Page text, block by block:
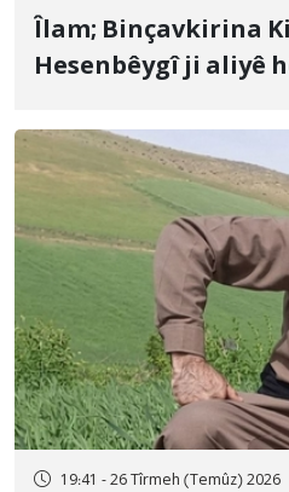
Îlam; Binçavkirina
Hesenbêygî ji aliyê
19:41 - 26 Tîrmeh (Temûz) 2026